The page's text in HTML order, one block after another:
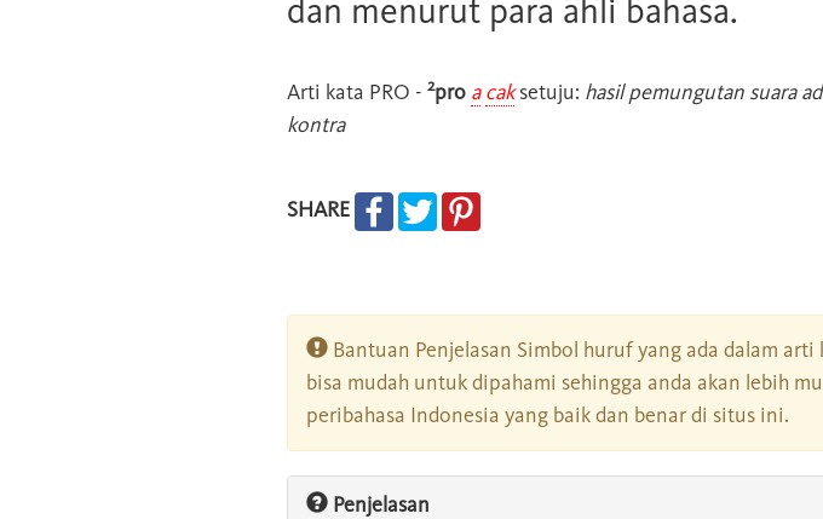
dan menurut para ahli bahasa.
Arti kata PRO - 2pro a caksetuju: hasil pemungutan suara
kontra
SHARE
Bantuan Penjelasan Simbol huruf yang ada dalam arti
bisa mudah untuk dipahami sehingga anda akan lebih
peribahasa Indonesia yang baik dan benar di situs ini.
Penjelasan